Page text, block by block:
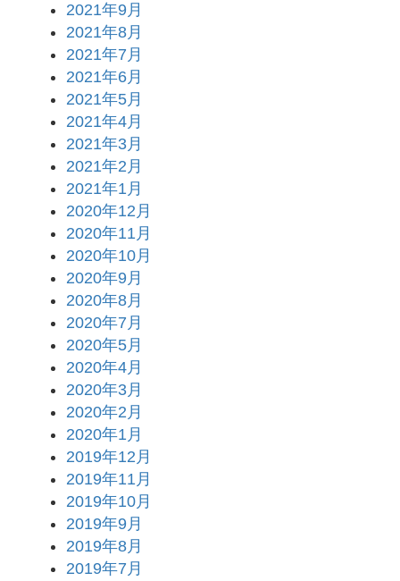
2021年9月
2021年8月
2021年7月
2021年6月
2021年5月
2021年4月
2021年3月
2021年2月
2021年1月
2020年12月
2020年11月
2020年10月
2020年9月
2020年8月
2020年7月
2020年5月
2020年4月
2020年3月
2020年2月
2020年1月
2019年12月
2019年11月
2019年10月
2019年9月
2019年8月
2019年7月